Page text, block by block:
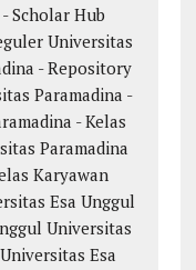
Scholar Hub
Universitas
- Repository
Paramadina -
- Kelas
Paramadina
Karyawan
Esa Unggul
Universitas
Universitas Esa